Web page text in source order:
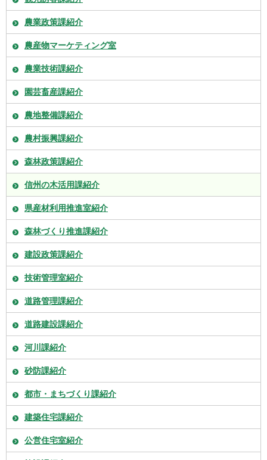
農業政策課紹介
農産物マーケティング室
農業技術課紹介
園芸畜産課紹介
農地整備課紹介
農村振興課紹介
森林政策課紹介
信州の木活用課紹介
県産材利用推進室紹介
森林づくり推進課紹介
建設政策課紹介
技術管理室紹介
道路管理課紹介
道路建設課紹介
河川課紹介
砂防課紹介
都市・まちづくり課紹介
建築住宅課紹介
公営住宅室紹介